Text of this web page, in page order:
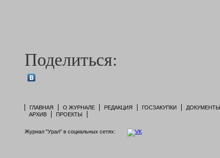
Поделиться:
ГЛАВНАЯ О ЖУРНАЛЕ РЕДАКЦИЯ ГОСЗАКУПКИ
ДОКУМЕНТЫ
АРХИВ
ПРОЕКТЫ
Журнал "Урал" в социальных сетях: